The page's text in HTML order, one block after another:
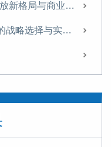
曾刚：“十五五”期间我国对外开放新格局与商业银行经营策略
十五五”时期中小银行错位发展的战略选择与实施路径
上”
融安全网